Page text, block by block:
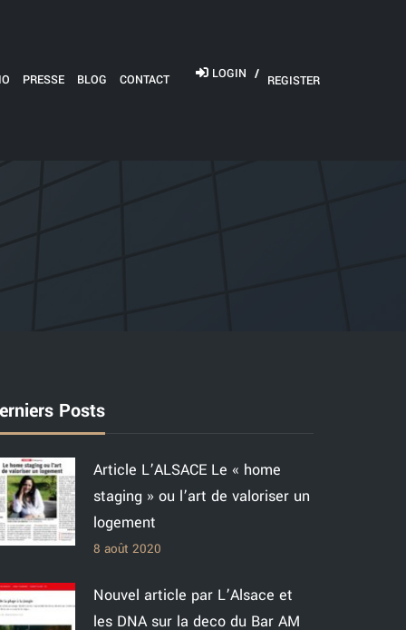
PRESSE BLOG CONTACT LOGIN / REGISTER
Posts
Article L’ALSACE Le « home
staging » ou l’art de valoriser un
logement
8 août 2020
Nouvel article par L’Alsace et
les DNA sur la deco du Bar AM